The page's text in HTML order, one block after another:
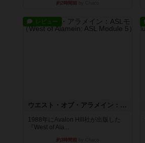
約2時間前
レビュー
ウエスト・オブ・アラメイン：ASLモジュール5
1988年にAvalon Hill社が出版した
『West of Ala...
約3時間前